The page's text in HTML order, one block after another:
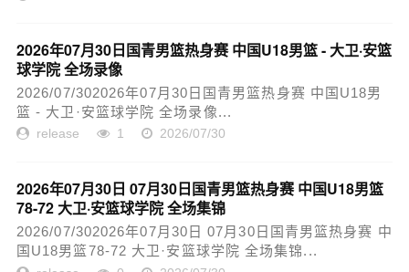
2026年07月30日国青男篮热身赛 中国U18男篮 - 大卫·安篮
球学院 全场录像
2026/07/302026年07月30日国青男篮热身赛 中国U18男
篮 - 大卫·安篮球学院 全场录像...
release 1 2026/07/30
2026年07月30日 07月30日国青男篮热身赛 中国U18男篮
78-72 大卫·安篮球学院 全场集锦
2026/07/302026年07月30日 07月30日国青男篮热身赛 中
国U18男篮78-72 大卫·安篮球学院 全场集锦...